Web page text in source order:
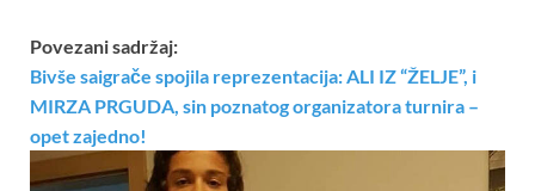
Povezani sadržaj:
Bivše saigrače spojila reprezentacija: ALI IZ “ŽELJE”, i
MIRZA PRGUDA, sin poznatog organizatora turnira –
opet zajedno!